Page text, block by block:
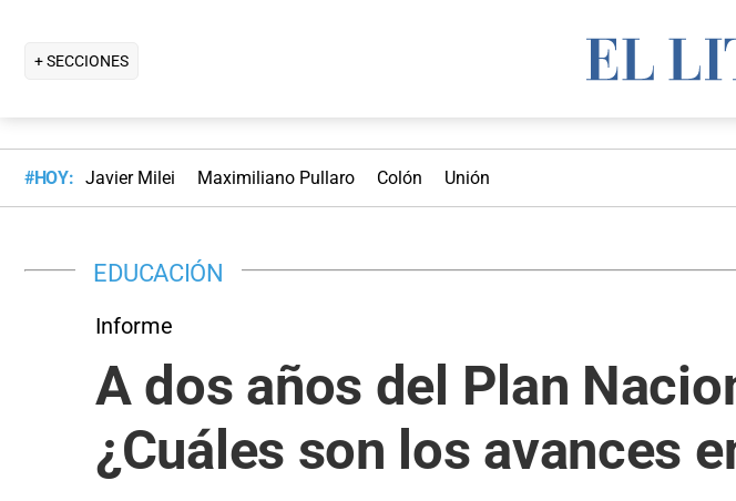
+ SECCIONES
#HOY: Javier Milei Maximiliano Pullaro Colón Unión
EDUCACIÓN
Informe
A dos años del Plan
¿Cuáles son los avances